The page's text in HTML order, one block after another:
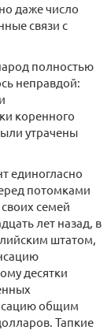
даже число
связи с
полностью
неправдой:
коренного
утрачены
единогласно
потомками
семей
лет назад, в
штатом,
десятки
общим
Тапкие